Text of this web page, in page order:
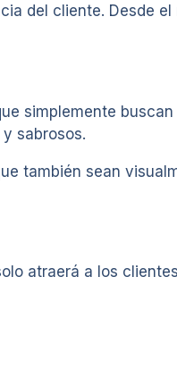
del cliente. Desde el
simplemente buscan
sabrosos.
también sean
atraerá a los